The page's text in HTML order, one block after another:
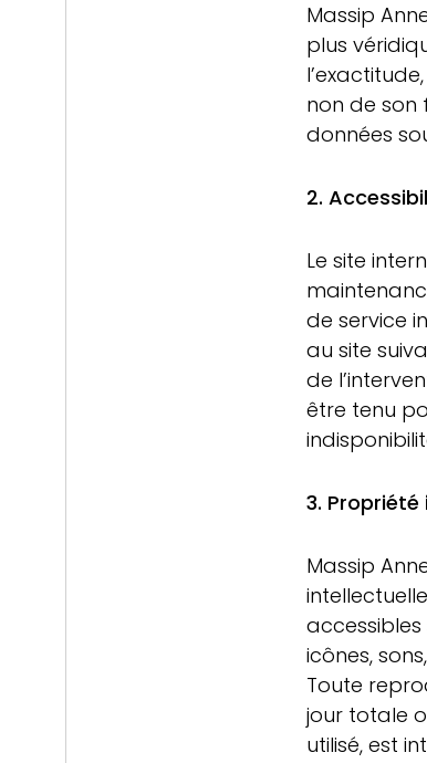
Massip
plus
non de son
données
2.
Le site
de service
au site
de
être tenu
3. Propriété
Massip
accessibles
icônes,
Toute
jour totale
utilisé, est